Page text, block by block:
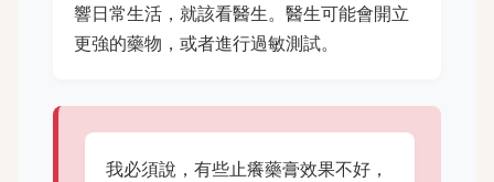
響日常生活，就該看醫生。醫生可能會開立
更強的藥物，或者進行過敏測試。
我必須說，有些止癢藥膏效果不好，